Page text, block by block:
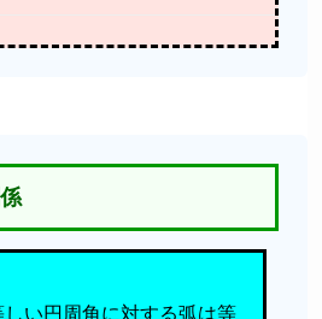
い円周角に対する弧は等